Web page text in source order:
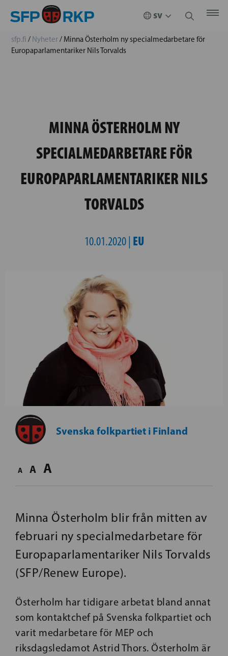
sfp.fi / Nyheter/ Minna Österholm ny specialmedarbetare för
Europaparlamentariker Nils Torvalds
MINNA ÖSTERHOLM NY
SPECIALMEDARBETARE FÖR
EUROPAPARLAMENTARIKER NILS
TORVALDS
10.01.2020 | EU
Svenska folkpartiet i Finland
A A A
Minna Österholm blir från mitten av
februari ny specialmedarbetare för
Europaparlamentariker Nils Torvalds
(SFP/Renew Europe).
Österholm har tidigare arbetat bland annat
som kontaktchef på Svenska folkpartiet och
varit medarbetare för MEP och
riksdagsledamot Astrid Thors. Österholm är